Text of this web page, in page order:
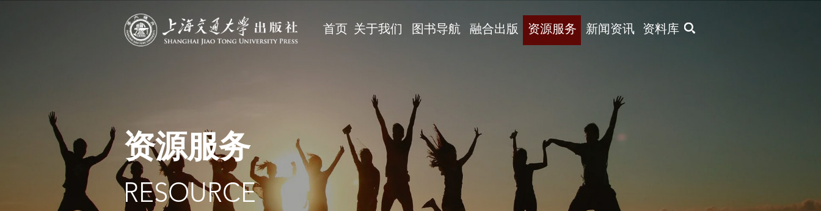
X
首页 关于我们 图书导航 融合出版 资源服务 新闻资讯 资料库
资源服务
RESOURCE